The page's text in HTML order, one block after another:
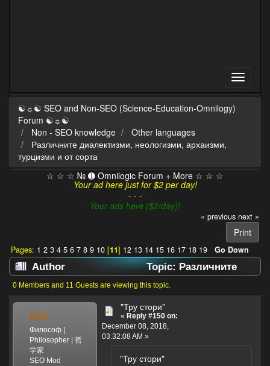
☯☼☯ SEO and Non-SEO (Science-Education-Omnilogy)
Forum ☯☼☯
Non - SEO knowledge
Other languages
Различните диалектизми, неологизми, архаизми,
турцизми и от сорта
☆ ☆ ☆ № ➊ Omnilogic Forum + More ☆ ☆ ☆
Your ad here just for $2 per day!
- - -
Your ads here ($2/day)!
« previous next »
Print
Pages: 1 2 3 4 5 6 7 8 9 10[11] 12 13 14 15 16 17 18 19 Go Down
Author
Topic: Различните
диалектизми, неологизми, архаизми, турцизми
и от сорта (Read 121943 times)
0 Members and 11 Guests are viewing this topic.
MSL
Философ |
Philosopher | 哲
学家
SEO Mod
"Тру стори"
« Reply #150 on:
December 08, 2018,
03:32:08 AM »
"Тру стори"